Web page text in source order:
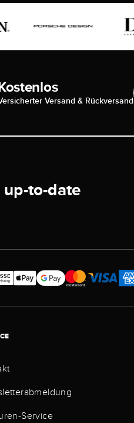
Versand & Rückversand
to-date
Service